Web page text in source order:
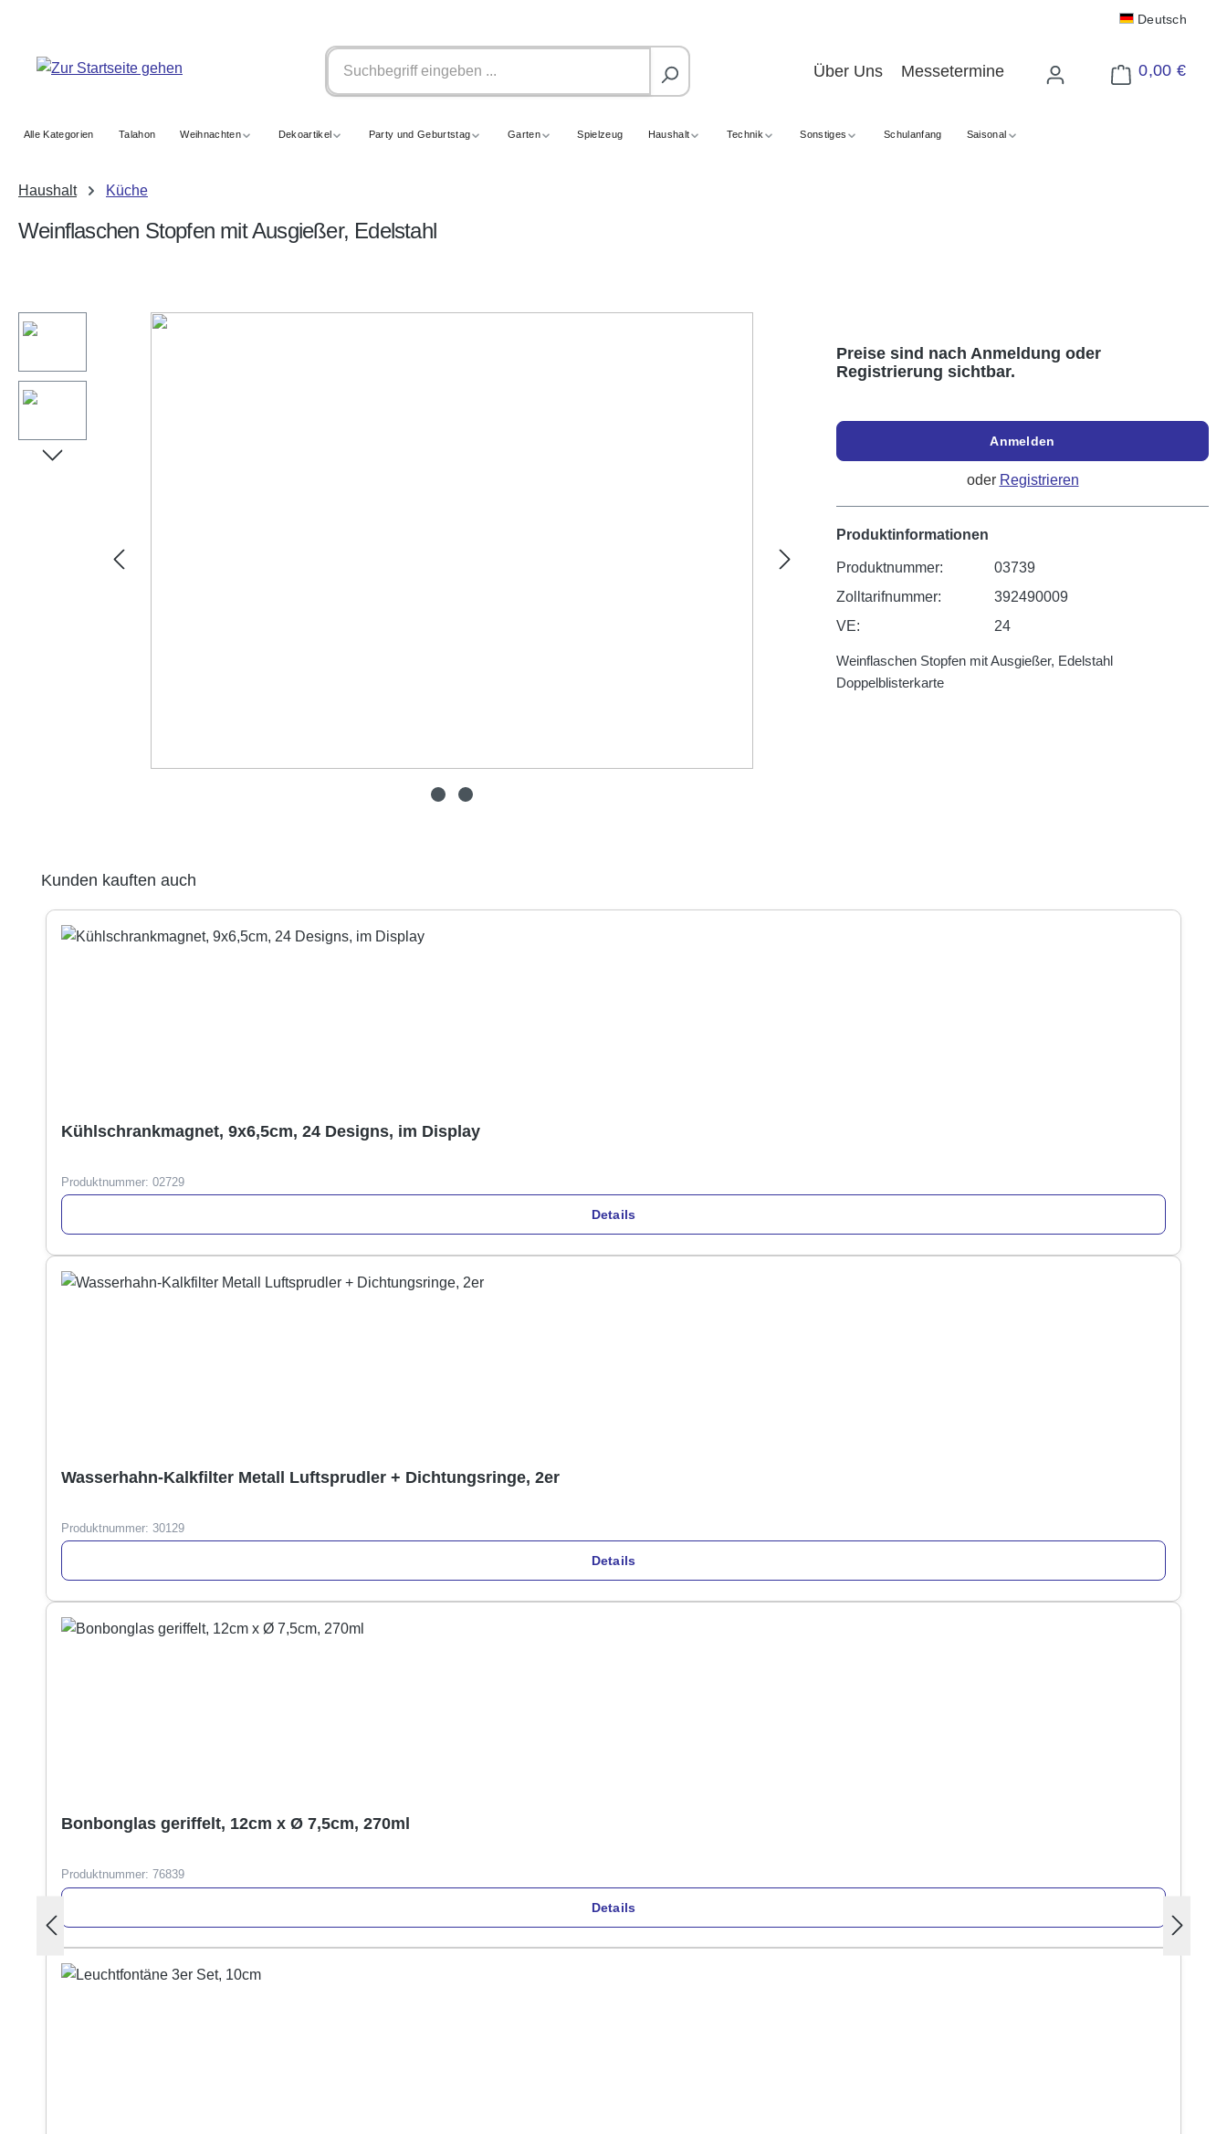
Deutsch
Über Uns Messetermine 0,00 €
Warenkorb enthält
Alle Kategorien Talahon Weihnachten Dekoartikel Party und Geburtstag Garten Spielzeug Haushalt Technik Sonstiges Schulanfang Saisonal
Haushalt Küche
Weinflaschen Stopfen mit Ausgießer, Edelstahl
Bildergalerie überspringen
Preise sind nach Anmeldung oder
Registrierung sichtbar.
Anmelden
oder Registrieren
Produktinformationen
Produktnummer:
03739
Zolltarifnummer:
392490009
VE:
24
Weinflaschen Stopfen mit Ausgießer, Edelstahl
Doppelblisterkarte
Produktgalerie überspringen
Kunden kauften auch
Kühlschrankmagnet, 9x6,5cm, 24 Designs, im Display
Produktnummer: 02729
Details
Wasserhahn-Kalkfilter Metall Luftsprudler + Dichtungsringe, 2er
Produktnummer: 30129
Details
Bonbonglas geriffelt, 12cm x Ø 7,5cm, 270ml
Produktnummer: 76839
Details